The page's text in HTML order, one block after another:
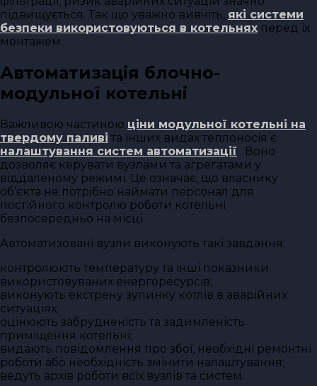
підвищується. Так що уважно вивчіть, які системи
безпеки використовуються в котельнях перед їх
монтажем.
Автоматизація блочно-
модульної котельні
Важливою частиною ціни модульної котельні на
твердому паливі та інших видах теплоносія є
налаштування систем автоматизації . Воно
дозволяє керувати вузлами та агрегатами у
віддаленому режимі. Це означає, що власнику
об’єкта не потрібно наймати персонал для
постійного контролю роботи котельні
безпосередньо на місці.
Автоматизовані вузли виконують такі завдання:
контролюють температуру та інші показники
використовуваних енергоресурсів;
виконують екстрену зупинку котлів в аварійних
ситуаціях;
оцінюють забрудненість та задимленість
приміщення котельні;
видають повідомлення про збої, необхідні ремонтні
роботи або необхідність змінити налаштування;
ведуть архів роботи всіх вузлів та систем.